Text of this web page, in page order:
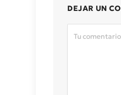
DEJAR UN